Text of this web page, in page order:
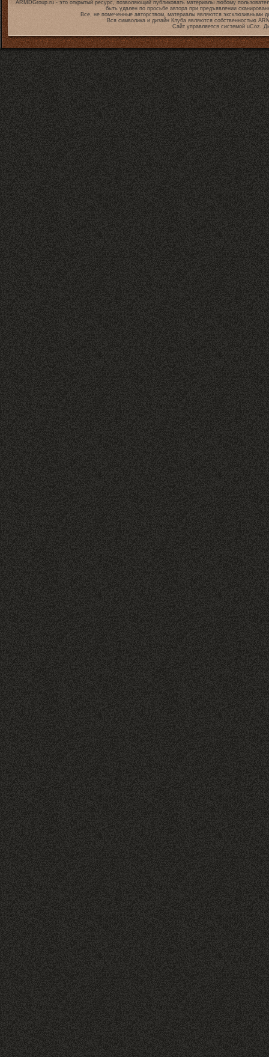
ARMDGroup.ru - это открытый ресурс, позволяющий публиковать материалы любому
быть удален по просьбе автора при предъявлении
Все, не помеченные авторством, материалы являются эксклюзивными
Вся символика и дизайн Клуба являются собственностью
Сайт управляется системой uCoz.